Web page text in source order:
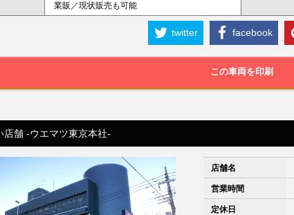
業販／現状販売も可能
twitter facebook
この車両を印刷
店舗 -ウエマツ東京本社-
店舗名
営業時間
定休日